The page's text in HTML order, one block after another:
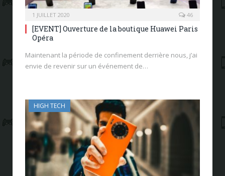
1 JUILLET 2020 46
[EVENT] Ouverture de la boutique Huawei Paris
Opéra
Maintenant la période de confinement derrière nous, j’ai
envie de revenir sur un événement de…
HIGH TECH